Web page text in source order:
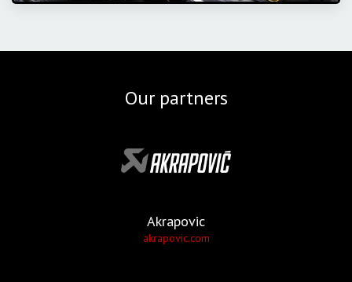
Our partners
Akrapovic
akrapovic.com